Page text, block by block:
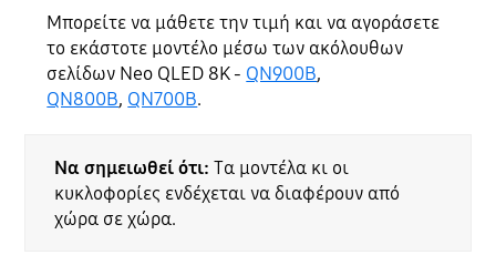
Μπορείτε να μάθετε την τιμή και να αγοράσετε
το εκάστοτε μοντέλο μέσω των ακόλουθων
σελίδων Neo QLED 8K - QN900B,
QN800B, QN700B.
Να σημειωθεί ότι: Τα μοντέλα κι οι
κυκλοφορίες ενδέχεται να διαφέρουν από
χώρα σε χώρα.